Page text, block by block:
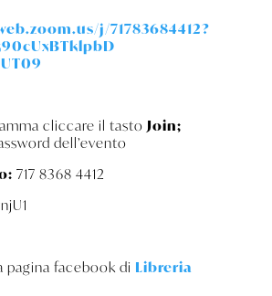
j/71783684412?
cliccare il tasto Join;
dell’evento
717 8368 4412
pagina facebook di Libreria